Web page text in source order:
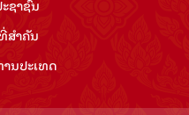
ນ​ປະ​ເທດ
ສະຫງວນໄວ້ເຊິງສິດ